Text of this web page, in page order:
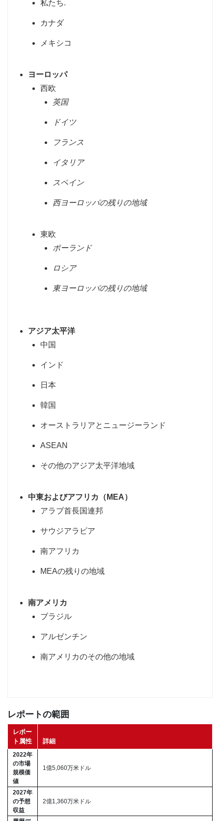
私たち.
カナダ
メキシコ
ヨーロッパ
西欧
英国
ドイツ
フランス
イタリア
スペイン
西ヨーロッパの残りの地域
東欧
ポーランド
ロシア
東ヨーロッパの残りの地域
アジア太平洋
中国
インド
日本
韓国
オーストラリアとニュージーランド
ASEAN
その他のアジア太平洋地域
中東およびアフリカ（MEA）
アラブ首長国連邦
サウジアラビア
南アフリカ
MEAの残りの地域
南アメリカ
ブラジル
アルゼンチン
南アメリカのその他の地域
レポートの範囲
レポー
ト属性
詳細
2022年
の市場
規模価
値
1億5,060万米ドル
2027年
の予想
収益
2億1,360万米ドル